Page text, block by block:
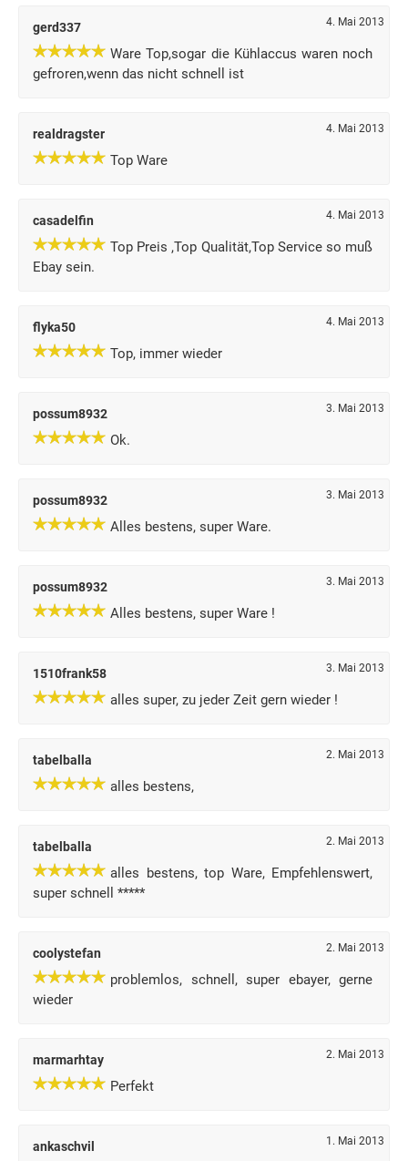
gerd337 4. Mai 2013
Ware Top,sogar die Kühlaccus waren noch
gefroren,wenn das nicht schnell ist
realdragster 4. Mai 2013
Top Ware
casadelfin 4. Mai 2013
Top Preis ,Top Qualität,Top Service so muß
Ebay sein.
flyka50 4. Mai 2013
Top, immer wieder
possum8932 3. Mai 2013
Ok.
possum8932 3. Mai 2013
Alles bestens, super Ware.
possum8932 3. Mai 2013
Alles bestens, super Ware !
1510frank58 3. Mai 2013
alles super, zu jeder Zeit gern wieder !
tabelballa 2. Mai 2013
alles bestens,
tabelballa 2. Mai 2013
alles bestens, top Ware, Empfehlenswert,
super schnell *****
coolystefan 2. Mai 2013
problemlos, schnell, super ebayer, gerne
wieder
marmarhtay 2. Mai 2013
Perfekt
ankaschvil 1. Mai 2013